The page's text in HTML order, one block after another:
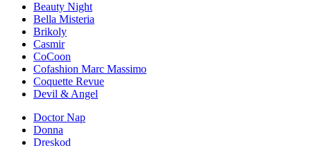
Beauty Night
Bella Misteria
Brikoly
Casmir
CoCoon
Cofashion Marc Massimo
Coquette Revue
Devil & Angel
Doctor Nap
Donna
Dreskod